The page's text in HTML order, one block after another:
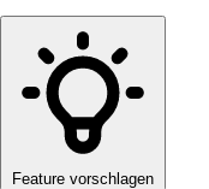
Feature vorschlagen